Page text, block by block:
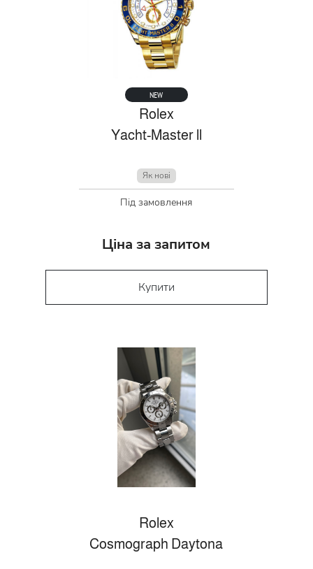
NEW
Rolex
Yacht-Master ll
Як нові
Під замовлення
Ціна за запитом
Купити
Rolex
Cosmograph Daytona